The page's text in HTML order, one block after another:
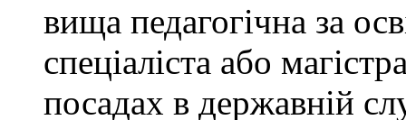
вища педагогічна за
спеціаліста або
посадах в державній